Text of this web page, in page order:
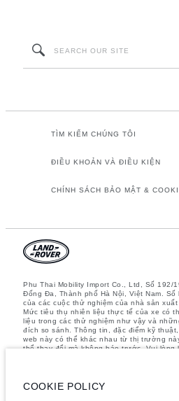
TÌM KIẾM CHÚNG TÔI
ĐIỀU KHOẢN VÀ ĐIỀU KIỆN
CHÍNH SÁCH BẢO MẬT &
Phu Thai Mobility Import Co., Ltd, Số 192/
Đống Đa, Thành phố Hà Nội, Việt Nam.
của các cuộc thử nghiệm của nhà sản
Mức tiêu thụ nhiên liệu thực tế của xe có
liệu trong các thử nghiệm như vậy và
đích so sánh. Thông tin, đặc điểm kỹ
web này có thể khác nhau từ thị trường
thể thay đổi mà không báo trước. Vui
về bán dẫn hiện đang ảnh hưởng đến các
COOKIE POLICY